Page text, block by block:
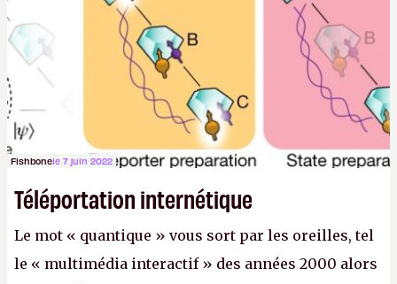
informatique après le World Wide Web et le mobile
(Crédit photo : Pexels / Pixabay)
Fishbonele 7 juin 2022
Téléportation internétique
Le mot « quantique » vous sort par les oreilles, tel
le « multimédia interactif » des années 2000 alors